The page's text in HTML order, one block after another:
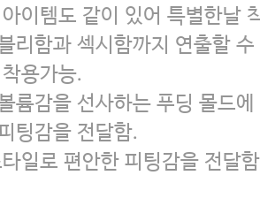
이템도 같이 있어 특별한날
리함과 섹시함까지 연출할
용가능.
륨감을 선사하는 푸딩 몰드
팅감을 전달함.
일로 편안한 피팅감을 전달